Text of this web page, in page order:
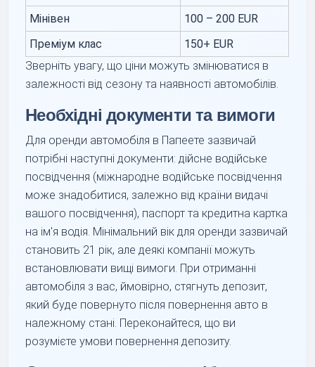
Мінівен
100 – 200 EUR
Преміум клас
150+ EUR
Зверніть увагу, що ціни можуть змінюватися в
залежності від сезону та наявності автомобілів.
Необхідні документи та вимоги
Для оренди автомобіля в Папеете зазвичай
потрібні наступні документи: дійсне водійське
посвідчення (міжнародне водійське посвідчення
може знадобитися, залежно від країни видачі
вашого посвідчення), паспорт та кредитна картка
на ім'я водія. Мінімальний вік для оренди зазвичай
становить 21 рік, але деякі компанії можуть
встановлювати вищі вимоги. При отриманні
автомобіля з вас, ймовірно, стягнуть депозит,
який буде повернуто після повернення авто в
належному стані. Переконайтеся, що ви
розумієте умови повернення депозиту.